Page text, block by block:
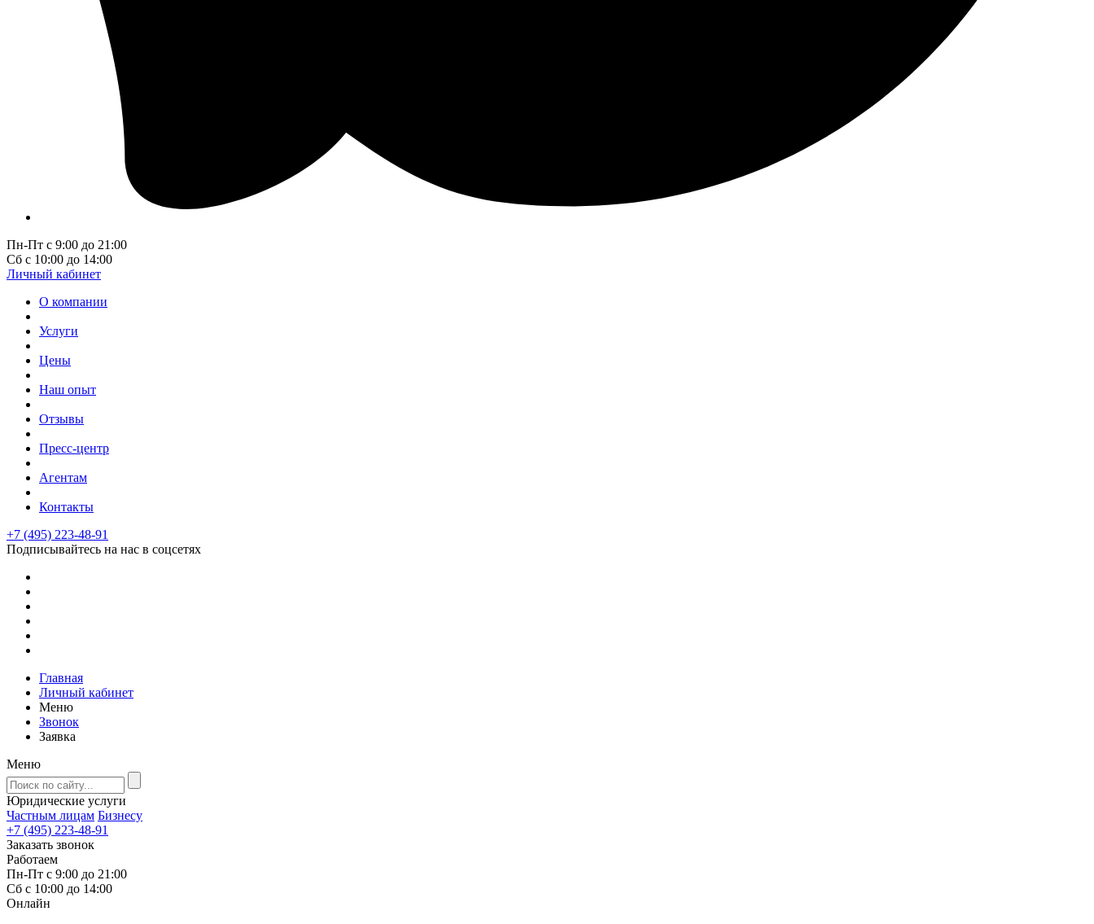
Пн-Пт с 9:00 до 21:00
Сб с 10:00 до 14:00
Личный кабинет
О компании
Услуги
Цены
Наш опыт
Отзывы
Пресс-центр
Агентам
Контакты
+7 (495) 223-48-91
Подписывайтесь на нас в соцсетях
Главная
Личный кабинет
Меню
Звонок
Заявка
Меню
Юридические услуги
Частным лицам Бизнесу
+7 (495) 223-48-91
Заказать звонок
Работаем
Пн-Пт с 9:00 до 21:00
Сб с 10:00 до 14:00
Онлайн